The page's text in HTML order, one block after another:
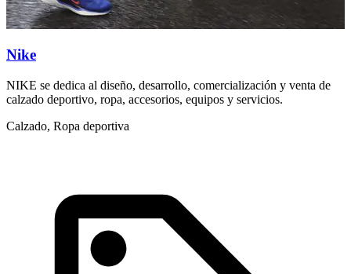
Nike
NIKE se dedica al diseño, desarrollo, comercialización y venta de
calzado deportivo, ropa, accesorios, equipos y servicios.
Calzado, Ropa deportiva